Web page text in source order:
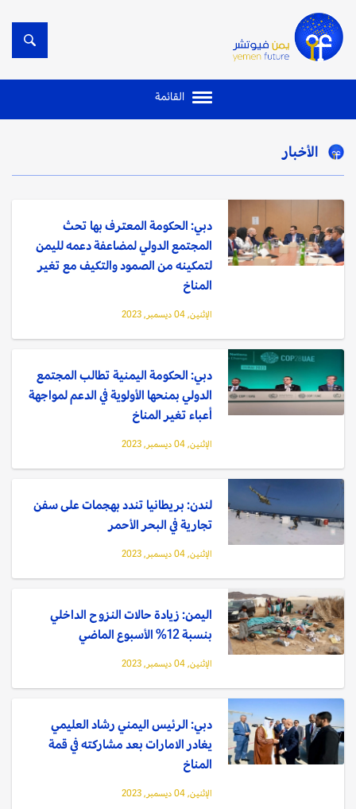
القائمة
الأخبار
دبي: الحكومة المعترف بها تحث
المجتمع الدولي لمضاعفة دعمه لليمن
لتمكينه من الصمود والتكيف مع تغير
المناخ
الإثنين, 04 ديسمبر, 2023
دبي: الحكومة اليمنية تطالب المجتمع
الدولي بمنحها الأولوية في الدعم لمواجهة
أعباء تغير المناخ
الإثنين, 04 ديسمبر, 2023
لندن: بريطانيا تندد بهجمات على سفن
تجارية في البحر الأحمر
الإثنين, 04 ديسمبر, 2023
اليمن: زيادة حالات النزوح الداخلي
بنسبة 12% الأسبوع الماضي
الإثنين, 04 ديسمبر, 2023
دبي: الرئيس اليمني رشاد العليمي
يغادر الامارات بعد مشاركته في قمة
المناخ
الإثنين, 04 ديسمبر, 2023